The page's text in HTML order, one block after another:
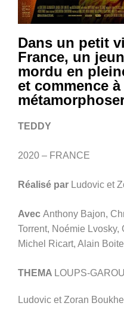
Dans un petit
France, un
mordu en
et commence à
TEDDY
2020 – FRANCE
Réalisé par Ludovic et
Avec Anthony Bajon,
Torrent, Noémie Lvosky,
Michel Ricart, Alain Boitel
THEMA LOUPS-
Ludovic et Zoran